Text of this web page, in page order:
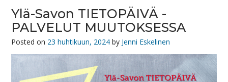
Ylä-Savon TIETOPÄIVÄ -
PALVELUT MUUTOKSESSA
Posted on 23 huhtikuun, 2024 by Jenni Eskelinen